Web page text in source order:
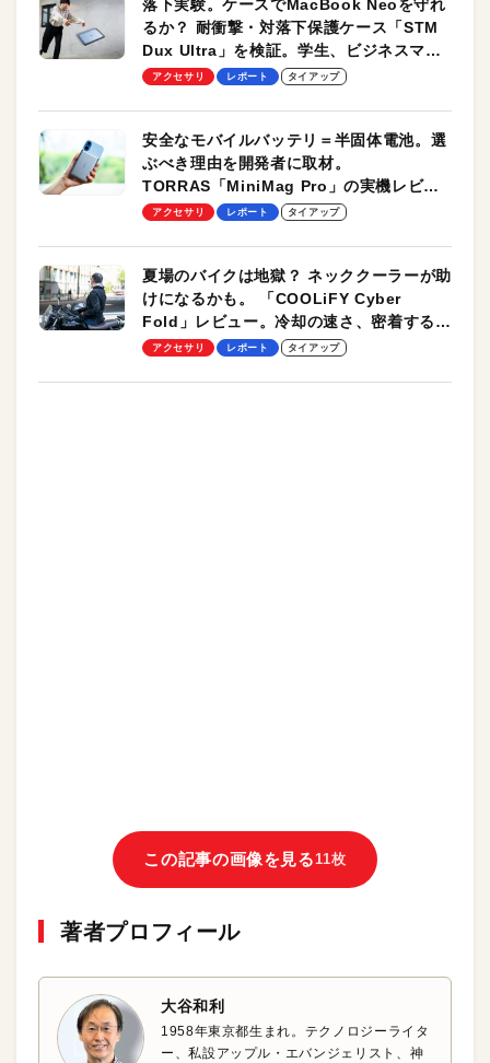
落下実験。ケースでMacBook Neoを守れ
るか？ 耐衝撃・対落下保護ケース「STM
Dux Ultra」を検証。学生、ビジネスマン
のモバイルユースに最適！
アクセサリ レポート タイアップ
安全なモバイルバッテリ＝半固体電池。選
ぶべき理由を開発者に取材。
TORRAS「MiniMag Pro」の実機レビュ
ーも
アクセサリ レポート タイアップ
夏場のバイクは地獄？ ネッククーラーが助
けになるかも。 「COOLiFY Cyber
Fold」レビュー。冷却の速さ、密着する冷
却プレート、シンプルな操作性がグッド！
アクセサリ レポート タイアップ
この記事の画像を見る11枚
著者プロフィール
大谷和利
1958年東京都生まれ。テクノロジーライタ
ー、私設アップル・エバンジェリスト、神